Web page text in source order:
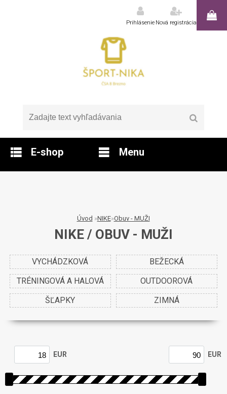
Prihlásenie Nová registrácia
E-shop Menu
Úvod »NIKE»Obuv - MUŽI
NIKE / OBUV - MUŽI
VYCHÁDZKOVÁ
BEŽECKÁ
TRÉNINGOVÁ A HALOVÁ
OUTDOOROVÁ
ŠĽAPKY
ZIMNÁ
EUR EUR